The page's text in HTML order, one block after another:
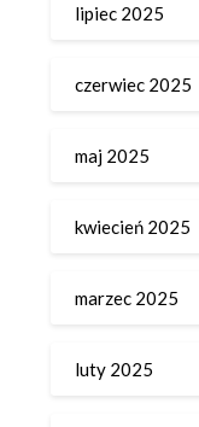
lipiec 2025
czerwiec 2025
maj 2025
kwiecień 2025
marzec 2025
luty 2025